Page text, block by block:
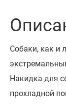
Собаки, как и
Накидка для
прохладной